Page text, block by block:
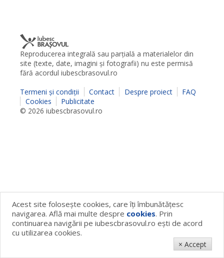
Reproducerea integrală sau parţială a materialelor din
site (texte, date, imagini şi fotografii) nu este permisă
fără acordul iubescbrasovul.ro
Termeni şi condiţii
Contact Despre proiect
FAQ
Cookies
Publicitate
© 2026 iubescbrasovul.ro
Acest site foloseşte cookies, care îţi îmbunătăţesc
navigarea. Află mai multe despre cookies. Prin
continuarea navigării pe iubescbrasovul.ro eşti de acord
cu utilizarea cookies.
× Accept